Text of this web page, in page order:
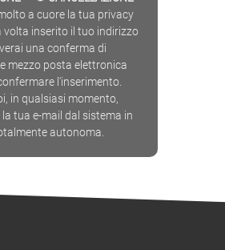
a cuore la tua privacy
volta inserito il tuo indirizzo
una conferma di
mezzo posta elettronica
l'inserimento.
in qualsiasi momento,
tua e-mail dal sistema in
autonoma.